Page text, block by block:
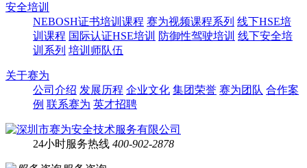
安全培训
NEBOSH证书培训课程 赛为视频课程系列 线下HSE培
训课程 国际认证HSE培训 防御性驾驶培训 线下安全培
训系列 培训师队伍
关于赛为
公司介绍 发展历程 企业文化 集团荣誉 赛为团队 合作案
例 联系赛为 英才招聘
24小时服务热线 400-902-2878